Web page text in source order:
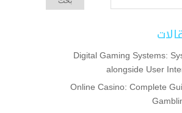
Digital Gaming Systems:
alongside User
Online Casino: Complete